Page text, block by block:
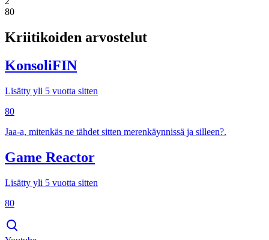
80
Kriitikoiden arvostelut
KonsoliFIN
Lisätty yli 5 vuotta sitten
80
Jaa-a, mitenkäs ne tähdet sitten merenkäynnissä ja silleen?.
Game Reactor
Lisätty yli 5 vuotta sitten
80